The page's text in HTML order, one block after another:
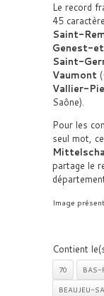
Le record
45
Saint-
Genest-
Saint-
Vaumont
Vallier-
Saône).
Pour les
seul mot,
partage le
Image
Contient
70
BAS-
BEAUJEU-